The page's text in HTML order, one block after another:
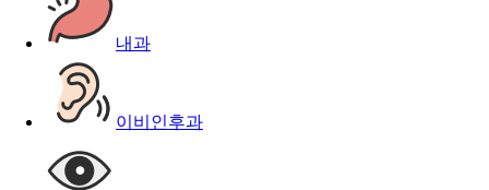
내과
이비인후과